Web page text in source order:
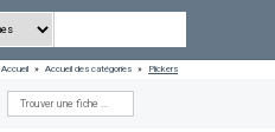
Accueil » Accueil des catégories » Plickers